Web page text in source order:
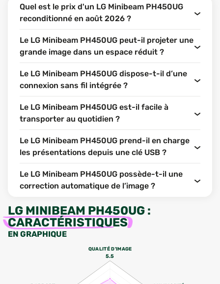
Quel est le prix d'un LG Minibeam PH450UG
reconditionné en août 2026 ?
Le LG Minibeam PH450UG peut-il projeter une
grande image dans un espace réduit ?
Le LG Minibeam PH450UG dispose-t-il d’une
connexion sans fil intégrée ?
Le LG Minibeam PH450UG est-il facile à
transporter au quotidien ?
Le LG Minibeam PH450UG prend-il en charge
les présentations depuis une clé USB ?
Le LG Minibeam PH450UG possède-t-il une
correction automatique de l’image ?
LG MINIBEAM PH450UG :
CARACTÉRISTIQUES
EN GRAPHIQUE
QUALITÉ D'IMAGE
5.5